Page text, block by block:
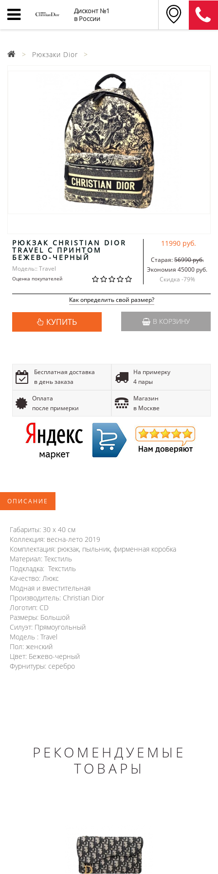
Дисконт №1
в России
Рюкзаки Dior
РЮКЗАК CHRISTIAN DIOR
TRAVEL С ПРИНТОМ
БЕЖЕВО-ЧЕРНЫЙ
Модель:: Travel
Оценка покупателей
11990 руб.
Старая:56990 руб.
Экономия 45000 руб.
Скидка -79%
Как определить свой размер?
КУПИТЬ В КОРЗИНУ
Бесплатная доставка
в день заказа
На примерку
4 пары
Оплата
после примерки
Магазин
в Москве
ОПИСАНИЕ
Габариты: 30 х 40 см
Коллекция: весна-лето 2019
Комплектация: рюкзак, пыльник, фирменная коробка
Материал: Текстиль
Подкладка: Текстиль
Качество: Люкс
Модная и вместительная
Производитель: Christian Dior
Логотип: CD
Размеры: Большой
Силуэт: Прямоугольный
Модель : Travel
Пол: женский
Цвет: Бежево-черный
Фурнитуры: серебро
РЕКОМЕНДУЕМЫЕ
ТОВАРЫ